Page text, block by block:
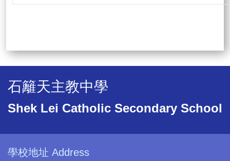
石籬天主教中學
Shek Lei Catholic Secondary School
學校地址 Address